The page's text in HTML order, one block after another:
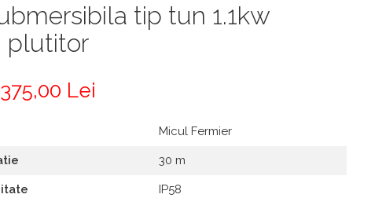
tip tun 1.1kw
plutitor
375,00 Lei
Micul Fermier
30 m
IP58